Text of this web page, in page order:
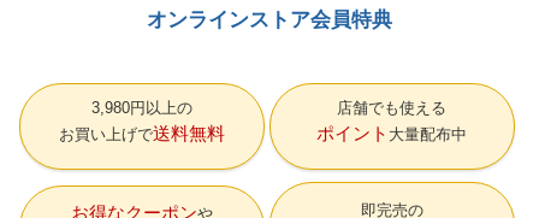
オンラインストア会員特典
3,980円以上の
お買い上げで送料無料
店舗でも使える
ポイント 大量配布中
お得なクーポン 即完売の